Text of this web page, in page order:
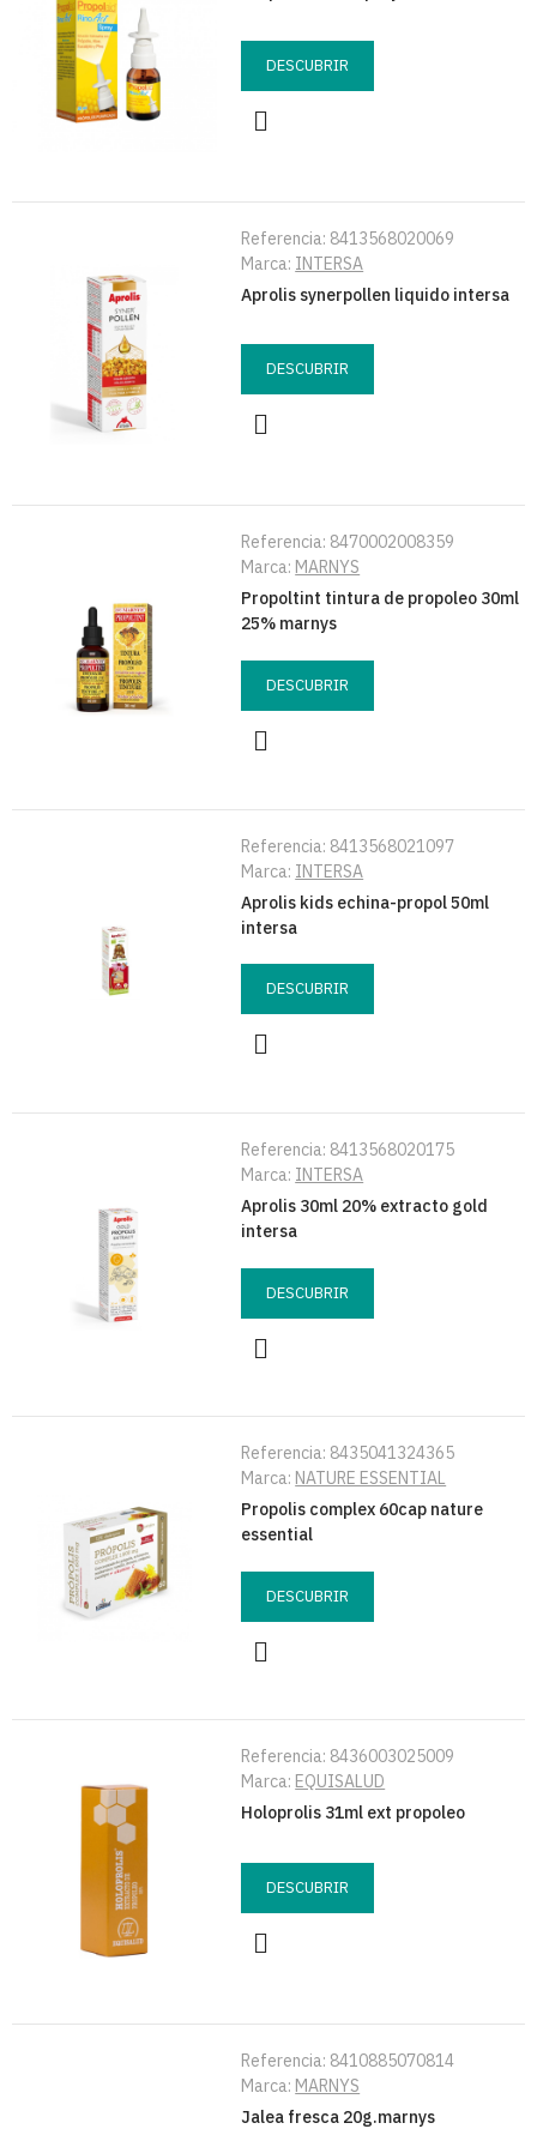
DESCUBRIR
Referencia: 8413568020069
Marca: INTERSA
Aprolis synerpollen liquido intersa
DESCUBRIR
Referencia: 8470002008359
Marca: MARNYS
Propoltint tintura de propoleo 30ml
25% marnys
DESCUBRIR
Referencia: 8413568021097
Marca: INTERSA
Aprolis kids echina-propol 50ml
intersa
DESCUBRIR
Referencia: 8413568020175
Marca: INTERSA
Aprolis 30ml 20% extracto gold
intersa
DESCUBRIR
Referencia: 8435041324365
Marca: NATURE ESSENTIAL
Propolis complex 60cap nature
essential
DESCUBRIR
Referencia: 8436003025009
Marca: EQUISALUD
Holoprolis 31ml ext propoleo
DESCUBRIR
Referencia: 8410885070814
Marca: MARNYS
Jalea fresca 20g.marnys